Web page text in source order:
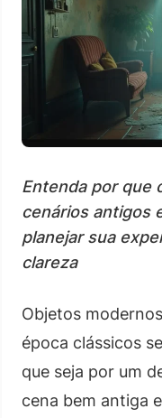
Entenda por que
cenários antigos
planejar sua
clareza
Objetos
época clássicos
que seja por um
cena bem antiga